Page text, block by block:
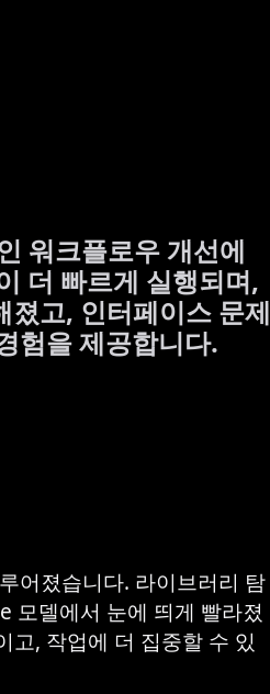
워크플로우 개선에
더 빠르게 실행되며,
졌고, 인터페이스 문제
험을 제공합니다.
어졌습니다. 라이브러리 탐
모델에서 눈에 띄게 빨라졌
고, 작업에 더 집중할 수 있